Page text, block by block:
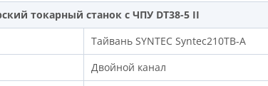
токарный станок с ЧПУ DT38-5 II
Тайвань SYNTEC Syntec210TB-A
Двойной канал